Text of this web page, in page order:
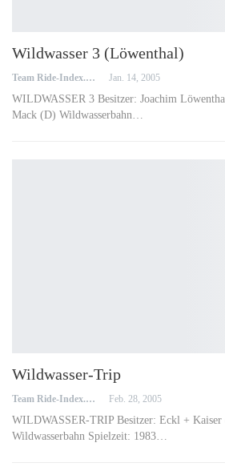
Wildwasser 3 (Löwenthal)
Team Ride-Index.de Jan. 14, 2005
WILDWASSER 3 Besitzer: Joachim
Mack (D) Wildwasserbahn…
Wildwasser-Trip
Team Ride-Index.de Feb. 28, 2005
WILDWASSER-TRIP Besitzer: Eckl +
Wildwasserbahn Spielzeit: 1983…